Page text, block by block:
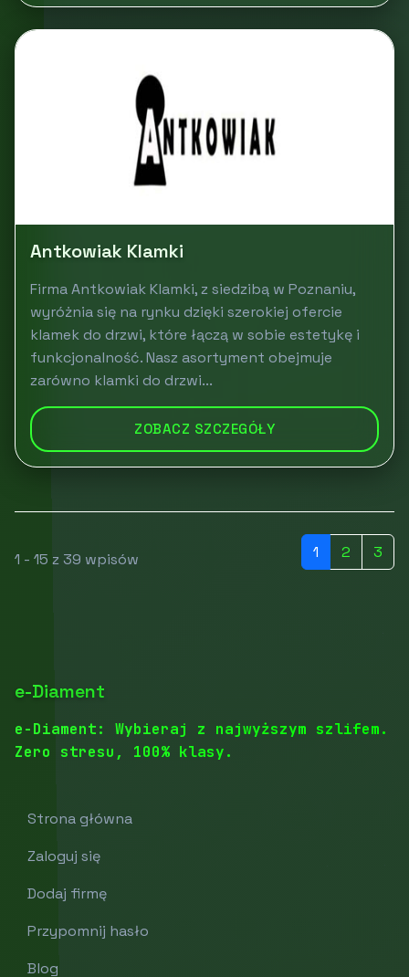
Antkowiak Klamki
Firma Antkowiak Klamki, z siedzibą w Poznaniu,
wyróżnia się na rynku dzięki szerokiej ofercie
klamek do drzwi, które łączą w sobie estetykę i
funkcjonalność. Nasz asortyment obejmuje
zarówno klamki do drzwi...
ZOBACZ SZCZEGÓŁY
1 - 15 z 39 wpisów 1 2 3
e-Diament
e-Diament: Wybieraj z najwyższym szlifem.
Zero stresu, 100% klasy.
Strona główna
Zaloguj się
Dodaj firmę
Przypomnij hasło
Blog